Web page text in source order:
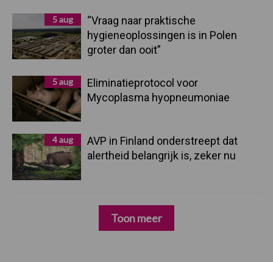
5 aug
“Vraag naar praktische
hygieneoplossingen is in Polen
groter dan ooit”
5 aug
Eliminatieprotocol voor
Mycoplasma hyopneumoniae
4 aug
AVP in Finland onderstreept dat
alertheid belangrijk is, zeker nu
Toon meer